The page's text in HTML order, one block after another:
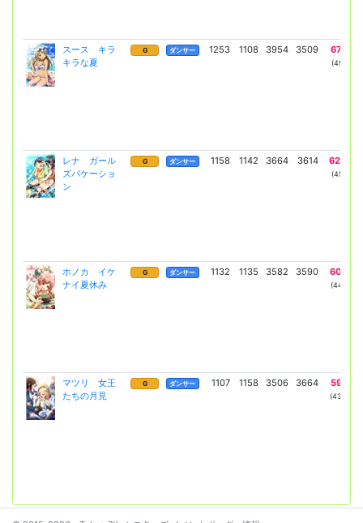
スース キラ
キラな夏
G ダンサー 1253 1108 3954 3509 6736
(4917)
レナ ガール
ズバケーショ
ン
G ダンサー 1158 1142 3664 3614 6240
(4555)
ホノカ イケ
ナイ夏休み
G ダンサー 1132 1135 3582 3590 6099
(4452)
マツリ 女王
たちの月見
G ダンサー 1107 1158 3506 3664 5967
(4356)